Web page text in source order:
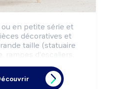
ou en petite série et
décoratives et
taille (statuaire
rampes d'escaliers,
pièces d'orfèvrerie,
clés, serrures